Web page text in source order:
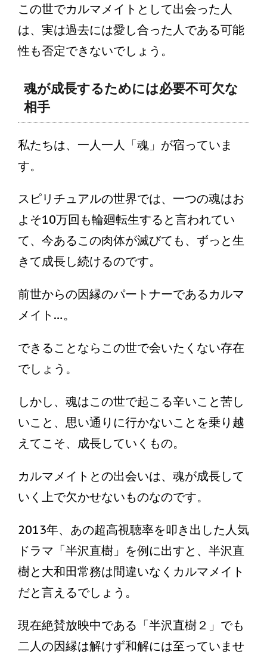
この世でカルマメイトとして出会った人
は、実は過去には愛し合った人である可能
性も否定できないでしょう。
魂が成長するためには必要不可欠な
相手
私たちは、一人一人「魂」が宿っていま
す。
スピリチュアルの世界では、一つの魂はお
よそ10万回も輪廻転生すると言われてい
て、今あるこの肉体が滅びても、ずっと生
きて成長し続けるのです。
前世からの因縁のパートナーであるカルマ
メイト…。
できることならこの世で会いたくない存在
でしょう。
しかし、魂はこの世で起こる辛いこと苦し
いこと、思い通りに行かないことを乗り越
えてこそ、成長していくもの。
カルマメイトとの出会いは、魂が成長して
いく上で欠かせないものなのです。
2013年、あの超高視聴率を叩き出した人気
ドラマ「半沢直樹」を例に出すと、半沢直
樹と大和田常務は間違いなくカルマメイト
だと言えるでしょう。
現在絶賛放映中である「半沢直樹２」でも
二人の因縁は解けず和解には至っていませ